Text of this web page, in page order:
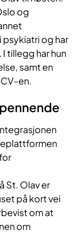
og
og har
tillegg har hun
samt en
en.
St. Olav er
på kort vei
om at
om